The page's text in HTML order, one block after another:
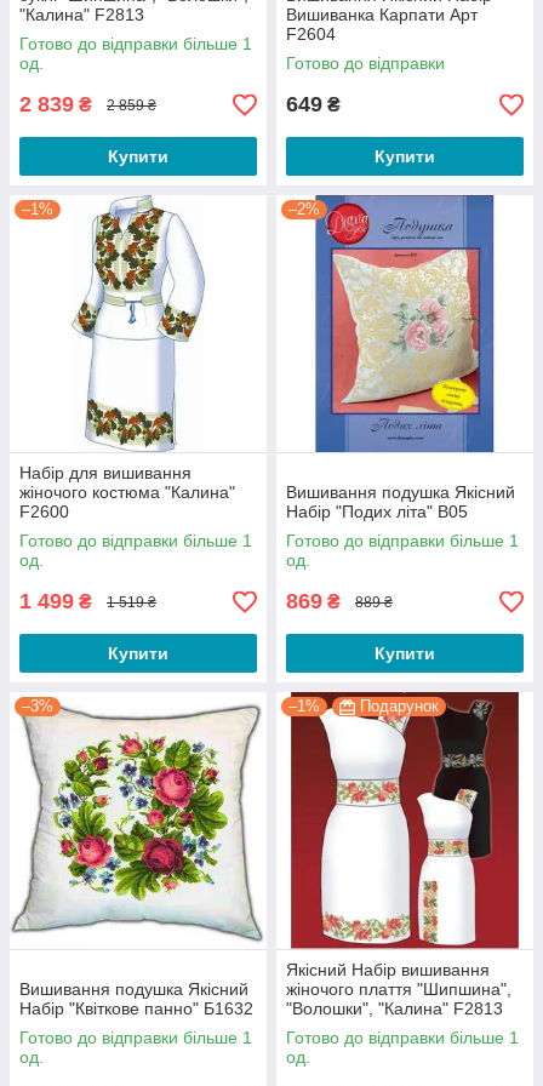
Творіть із задоволенням!
Якість
Всі товари
виробляються на
спеціалізованій
Асортимен
Велика
різноманітність
мотивів на
ція
У наборах вже є
все необхідне для
вишивки.
Вартість
Оптимально низькі
ціни, знижки
постійним клієнтам.
"Калина" F2813
Готово до відправки більше 1
од.
2 839 ₴ 2 859 ₴
Купити
Вишиванка Карпати Арт
F2604
Готово до відправки
649 ₴
Купити
–1%
Набір для вишивання
жіночого костюма "Калина"
F2600
Готово до відправки більше 1
од.
1 499 ₴ 1 519 ₴
Купити
–2%
Вишивання подушка Якісний
Набір "Подих літа" В05
Готово до відправки більше 1
од.
869 ₴ 889 ₴
Купити
–3%
Вишивання подушка Якісний
Набір "Квіткове панно" Б1632
Готово до відправки більше 1
од.
–1% Подарунок
Якісний Набір вишивання
жіночого плаття "Шипшина",
"Волошки", "Калина" F2813
Готово до відправки більше 1
од.